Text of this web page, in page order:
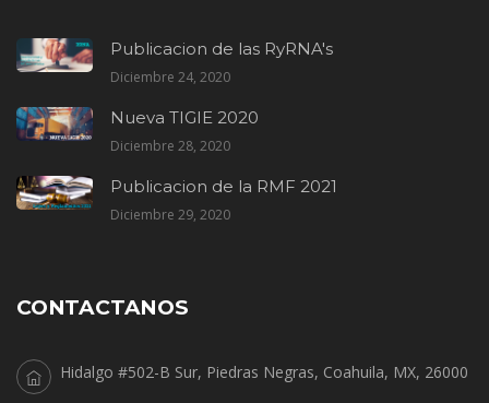
Publicacion de las RyRNA's
Diciembre 24, 2020
Nueva TIGIE 2020
Diciembre 28, 2020
Publicacion de la RMF 2021
Diciembre 29, 2020
CONTACTANOS
Hidalgo #502-B Sur, Piedras Negras, Coahuila, MX, 26000